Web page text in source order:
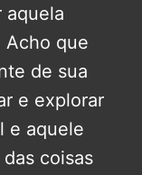
aquela
Acho que
de sua
e explorar
e aquele
coisas